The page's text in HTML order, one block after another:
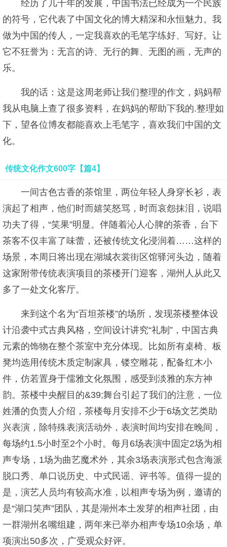
经历了几千年的发展，中国书法已经成为一个民族
的符号，它代表了中国文化的博大精深和永恒魅力。我
做为中国的传人，一定我喜欢的毛笔字练好、写好。让
它不狂誉为：无言的诗、无行的舞、无图的画，无声的
乐。
我的话：这是这周老师让我们整理的作文，妈妈帮
我从电脑上查了很多资料，在妈妈的帮助下我的.整理如
下，望各位博友都能喜欢上毛笔字，喜欢我们中国的文
化。
传统文化作文600字【篇4】
一间古色古香的茶馆里，两位年轻人身穿长衫，表
演起了相声，他们时而嬉笑怒骂，时而哀怨抹泪，说唱
功夫了得，“笑果”明显。伴随着沁人心脾的茶香，台下
茶客不仅丰富了味蕾，还被传统文化浸润着……这样的
场景，本周日将出现在湖城衣裳街区馆驿河头边，随着
这家附带传统表演项目的茶楼开门迎客，湖州人从此又
多了一处文化客厅。
来到这个名为“百坦茶楼”的场所，发现茶楼整体设
计沿袭中式古典风格，空间设计讲究“礼制”，中国古典
元素的饰物在整个茶室中充分体现。比如所有桌椅、板
凳均选用传统木质定制家具，镂空雕花，配备红木小
件，仿若置身于儒雅文化氛围，感受到淡雅的东方神
韵。茶楼中央醒目的&39;舞台引起了我们的注意，一位
姓潘的负责人介绍，茶楼每月安排不少于6场文艺类助
兴表演，除特殊表演活动外，表演时间均安排在晚间，
每场约1.5小时至2个小时。每月6场表演中固定2场为相
声专场，1场为曲艺魔术外，其余3场表演形式包含海派
脱口秀、单口说历史、中式民谣、评书等。值得一提的
是，演艺人员均有较高水准，以相声专场为例，邀请的
是“湖口笑声”团队，其是湖州本土发芽的相声社团，由
一群湖州名嘴组建，两年来已举办相声专场10余场，单
项演出50多次，广受观众好评。